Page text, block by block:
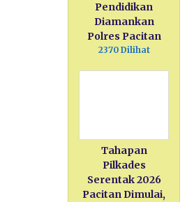
Pendidikan
Diamankan
Polres Pacitan
2370 Dilihat
Tahapan
Pilkades
Serentak 2026
Pacitan Dimulai,